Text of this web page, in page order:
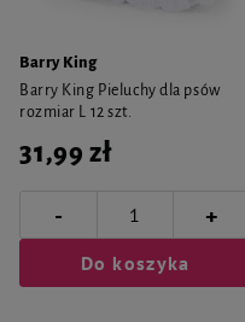
Barry King
Barry King Pieluchy dla psów
rozmiar L 12 szt.
31,99 zł
- +
Do koszyka